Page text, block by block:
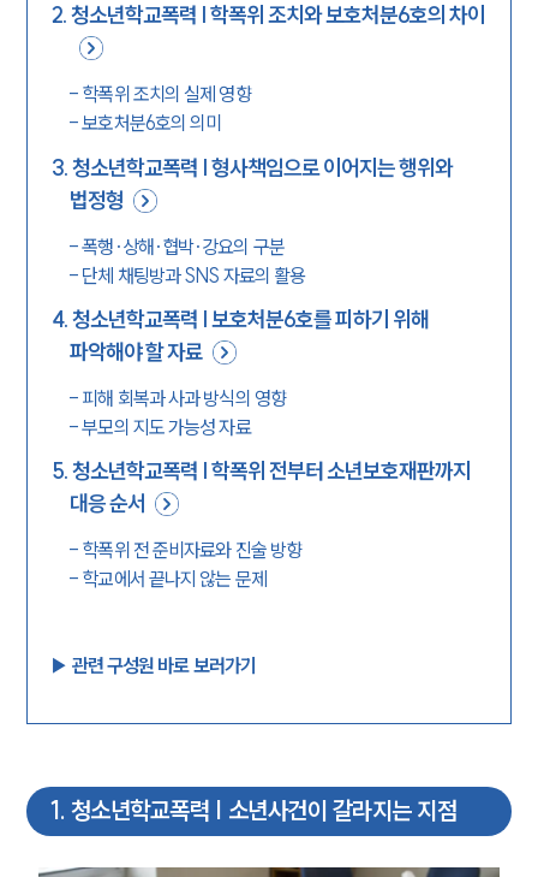
2.청소년학교폭력 | 학폭위 조치와 보호처분6호의 차이
- 학폭위 조치의 실제 영향
-보호처분6호의 의미
3.청소년학교폭력 | 형사책임으로 이어지는 행위와
법정형
-폭행·상해·협박·강요의 구분
- 단체 채팅방과 SNS 자료의 활용
4.청소년학교폭력 | 보호처분6호를 피하기 위해
파악해야 할 자료
- 피해 회복과 사과 방식의 영향
-부모의 지도 가능성 자료
5.청소년학교폭력 | 학폭위 전부터 소년보호재판까지
대응 순서
- 학폭위 전 준비자료와 진술 방향
- 학교에서 끝나지 않는 문제
▶︎ 관련 구성원 바로 보러가기
1 . 청소년학교폭력 | 소년사건이 갈라지는 지점